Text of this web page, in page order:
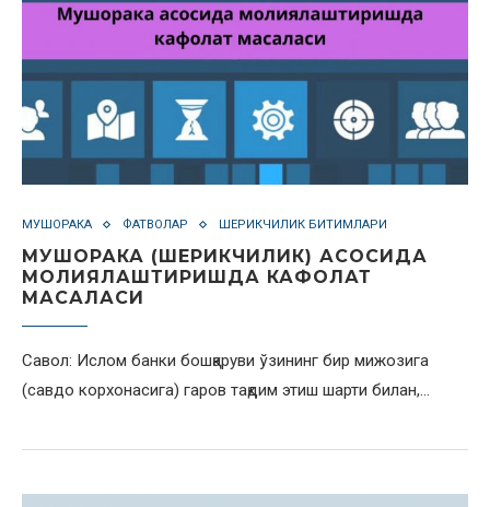
МУШОРАКА ФАТВОЛАР ШЕРИКЧИЛИК БИТИМЛАРИ
МУШОРАКА (ШЕРИКЧИЛИК) АСОСИДА
МОЛИЯЛАШТИРИШДА КАФОЛАТ
МАСАЛАСИ
Савол: Ислом банки бошқаруви ўзининг бир мижозига
(савдо корхонасига) гаров тақдим этиш шарти билан,…